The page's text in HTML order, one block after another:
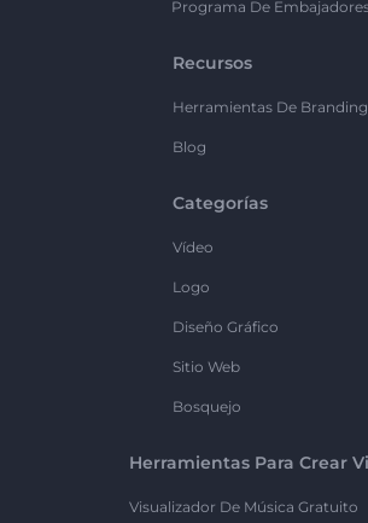
Programa De
Recursos
Herramientas De Branding
Blog
Categorías
Vídeo
Logo
Diseño Gráfico
Sitio Web
Bosquejo
Herramientas Para Crear
Visualizador De Música Gratuito